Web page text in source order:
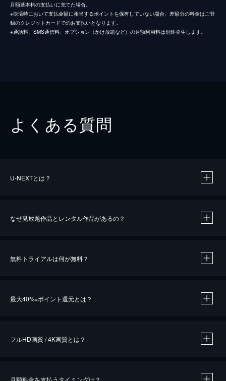
月額基本料の支払いに充てた場合。
※決済時において支払金額に相当するポイントを保有していない場合、差額分の料金はご登
録のクレジットカードでのお支払いとなります。
※通話料、SMS通信料、オプション（かけ放題など）の月額利用料は別途発生します。
よくある質問
U-NEXTとは？
なぜ見放題作品とレンタル作品があるの？
無料トライアルは何が無料？
最大40%※ポイント還元とは？
フルHD画質 / 4K画質とは？
月額料金を支払うタイミングは？